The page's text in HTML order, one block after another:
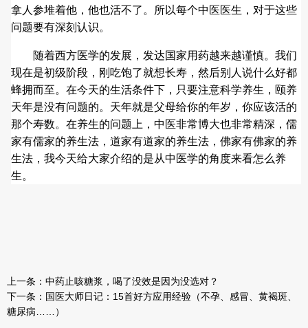
拿人参堆着他，他也活不了。所以每个中医医生，对于这些
问题要有深刻认识。
随着西方医学的发展，发达国家用药越来越谨慎。我们
现在是初级阶段，刚吃饱了就想长寿，然后别人说什么好都
蜂拥而至。在今天的生活条件下，只要注意科学养生，颐养
天年是没有问题的。天年就是父母给你的年岁，你应该活的
那个寿数。在养生的问题上，中医非常博大也非常精深，儒
家有儒家的养生法，道家有道家的养生法，佛家有佛家的养
生法，我今天给大家介绍的是从中医学的角度来看怎么养
生。
上一条： 中药止咳糖浆，喝了没效是因为没选对？
下一条： 国医大师日记：15首好方应用经验（不孕、感冒、黄褐斑、
糖尿病……）